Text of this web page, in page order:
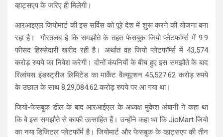
व्हाट्सएप के जरिए ही मिलेगी।
आरआइएल जियोमार्ट की इस सर्विस को पूरे देश में शुरू करने की योजना बना
रहा है। गौरतलब है कि समझौते के तहत फेसबुक जियो प्लैटफॉर्म्स में 9.9
फीसद हिस्सेदारी खरीद रही है। अर्थात वह जियो प्लेटफॉर्म्स में 43,574
करोड़ रुपये का निवेश करेगी। दोनों कंपनियों के बीच हुए इस समझौते के बाद
रिलांयस इंडस्ट्रीज लिमिटेड का मार्केट वैल्यूएशन 45,527.62 करोड़ रुपये
के उछाल के साथ 8,29,084.62 करोड़ रुपये पर आ गया था।
जियो-फेसबुक डील के बाद आरआईएल के अध्यक्ष मुकेश अंबानी ने कहा था
कि वे इस समझौते से काफी उत्साहित हैं। उन्होंने कहा था कि JioMart जियो
का नया डिजिटल प्लेटफॉर्म है। जियोमार्ट और फेसबुक के व्हाट्सएप की तीन